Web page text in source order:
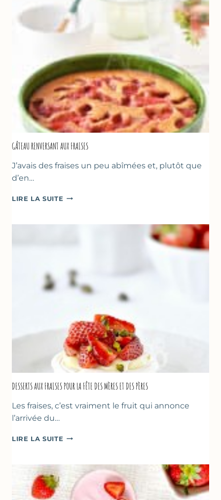
GÂTEAU RENVERSANT AUX FRAISES
J’avais des fraises un peu abîmées et, plutôt que
d’en…
LIRE LA SUITE GÂTEAU
FRAISES
DESSERTS AUX FRAISES POUR LA FÊTE DES MÈRES ET DES PÈRES
Les fraises, c’est vraiment le fruit qui annonce
l’arrivée du…
LIRE LA SUITE DESSERTS
POUR
FÊTE
DES